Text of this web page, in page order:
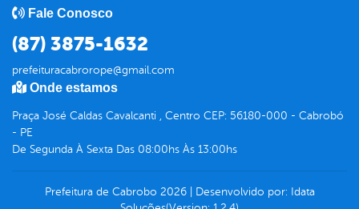
Fale Conosco
(87) 3875-1632
prefeituracabrorope@gmail.com
Onde estamos
Praça José Caldas Cavalcanti , Centro CEP: 56180-000 - Cabrobó
- PE
De Segunda À Sexta Das 08:00hs Às 13:00hs
Prefeitura de Cabrobo 2026| Desenvolvido por: Idata